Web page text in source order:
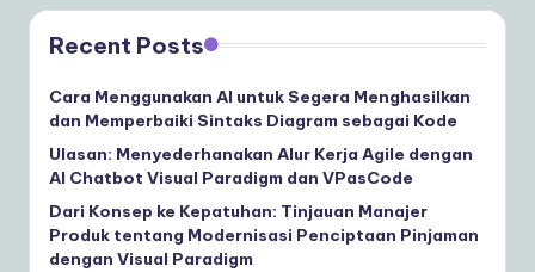
Recent Posts
Cara Menggunakan AI untuk Segera Menghasilkan
dan Memperbaiki Sintaks Diagram sebagai Kode
Ulasan: Menyederhanakan Alur Kerja Agile dengan
AI Chatbot Visual Paradigm dan VPasCode
Dari Konsep ke Kepatuhan: Tinjauan Manajer
Produk tentang Modernisasi Penciptaan Pinjaman
dengan Visual Paradigm